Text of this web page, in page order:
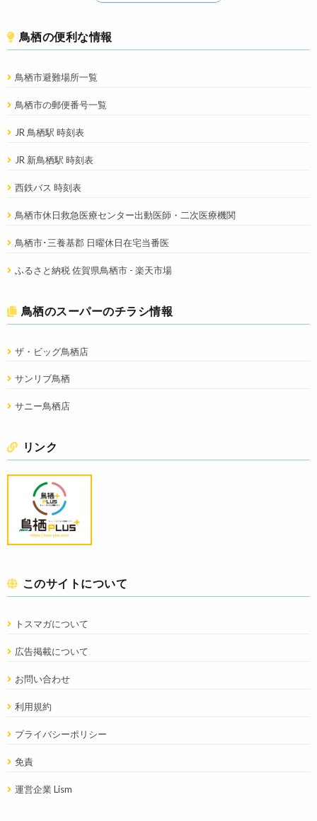
鳥栖の便利な情報
鳥栖市避難場所一覧
鳥栖市の郵便番号一覧
JR 鳥栖駅 時刻表
JR 新鳥栖駅 時刻表
西鉄バス 時刻表
鳥栖市休日救急医療センター出動医師・二次医療機関
鳥栖市･三養基郡 日曜休日在宅当番医
ふるさと納税 佐賀県鳥栖市 - 楽天市場
鳥栖のスーパーのチラシ情報
ザ・ビッグ鳥栖店
サンリブ鳥栖
サニー鳥栖店
リンク
このサイトについて
トスマガについて
広告掲載について
お問い合わせ
利用規約
プライバシーポリシー
免責
運営企業 Lism